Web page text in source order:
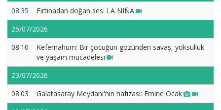
08:35
Fırtınadan doğan ses: LA NIÑA
25/07/2026
08:10
Kefernahum: Bir çocuğun gözünden savaş, yoksulluk
ve yaşam mücadelesi
23/07/2026
08:03
Galatasaray Meydanı'nın hafızası: Emine Ocak